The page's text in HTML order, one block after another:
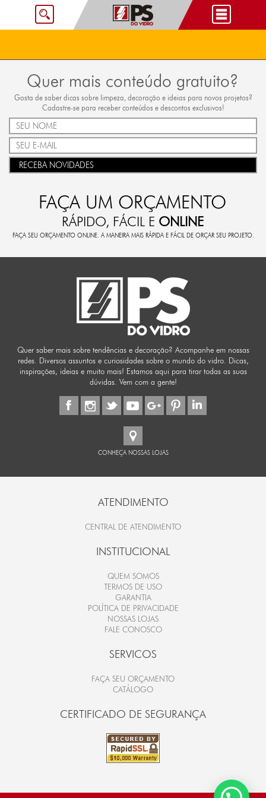
Quer mais conteúdo gratuito?
Gosta de saber dicas sobre limpeza, decoração e ideias para novos projetos?
Cadastre-se para receber conteúdos e descontos exclusivos!
RECEBA NOVIDADES
FAÇA UM ORÇAMENTO
RÁPIDO, FÁCIL E ONLINE
FAÇA SEU ORÇAMENTO ONLINE. A MANEIRA MAIS RÁPIDA E FÁCIL DE ORÇAR SEU PROJETO.
Quer saber mais sobre tendências e decoração? Acompanhe em nossas
redes. Diversos assuntos e curiosidades sobre o mundo do vidro. Dicas,
inspirações, ideias e muito mais! Estamos aqui para tirar todas as suas
dúvidas. Vem com a gente!
CONHEÇA NOSSAS LOJAS
ATENDIMENTO
CENTRAL DE ATENDIMENTO
INSTITUCIONAL
QUEM SOMOS
TERMOS DE USO
GARANTIA
POLÍTICA DE PRIVACIDADE
NOSSAS LOJAS
FALE CONOSCO
SERVICOS
FAÇA SEU ORÇAMENTO
CATÁLOGO
CERTIFICADO DE SEGURANÇA